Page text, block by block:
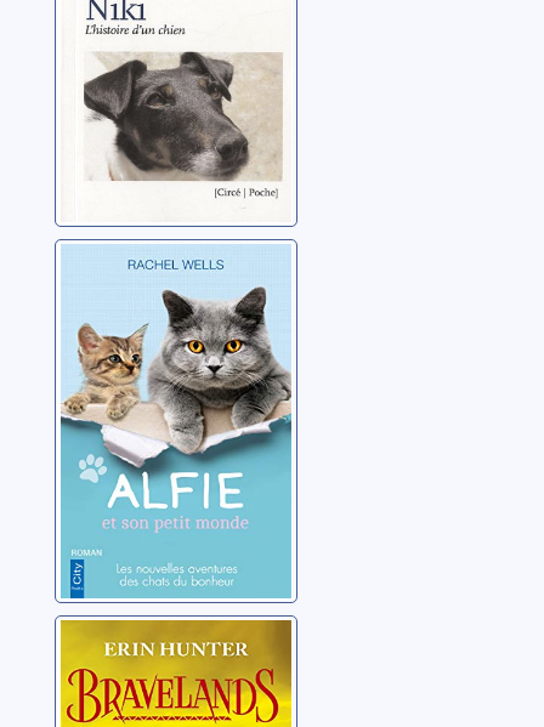
Alfie et son petit
Wells, Rachel
Bravelands 05:
Les mangeurs
d'âmes